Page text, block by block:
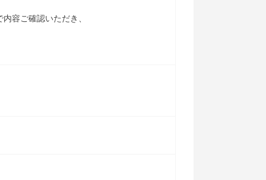
容ご確認いただき、